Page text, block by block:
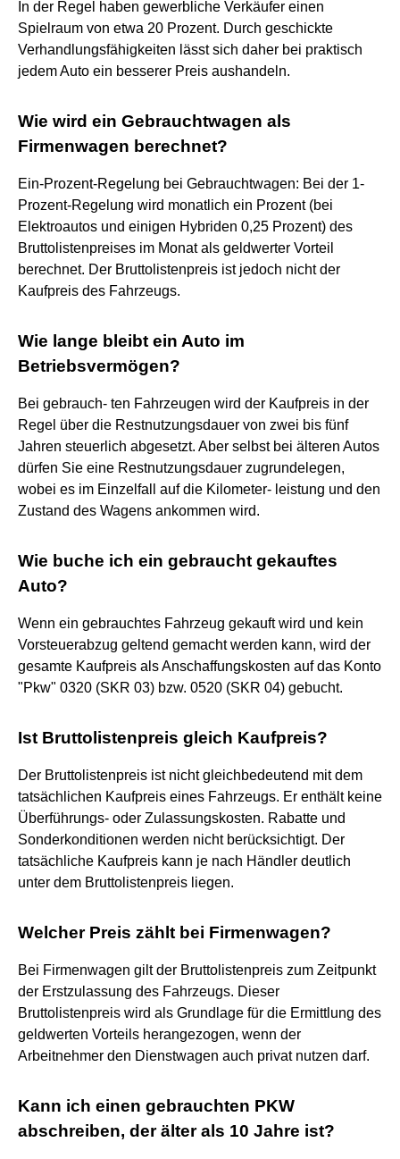
In der Regel haben gewerbliche Verkäufer einen
Spielraum von etwa 20 Prozent. Durch geschickte
Verhandlungsfähigkeiten lässt sich daher bei praktisch
jedem Auto ein besserer Preis aushandeln.
Wie wird ein Gebrauchtwagen als
Firmenwagen berechnet?
Ein-Prozent-Regelung bei Gebrauchtwagen: Bei der 1-
Prozent-Regelung wird monatlich ein Prozent (bei
Elektroautos und einigen Hybriden 0,25 Prozent) des
Bruttolistenpreises im Monat als geldwerter Vorteil
berechnet. Der Bruttolistenpreis ist jedoch nicht der
Kaufpreis des Fahrzeugs.
Wie lange bleibt ein Auto im
Betriebsvermögen?
Bei gebrauch- ten Fahrzeugen wird der Kaufpreis in der
Regel über die Restnutzungsdauer von zwei bis fünf
Jahren steuerlich abgesetzt. Aber selbst bei älteren Autos
dürfen Sie eine Restnutzungsdauer zugrundelegen,
wobei es im Einzelfall auf die Kilometer- leistung und den
Zustand des Wagens ankommen wird.
Wie buche ich ein gebraucht gekauftes
Auto?
Wenn ein gebrauchtes Fahrzeug gekauft wird und kein
Vorsteuerabzug geltend gemacht werden kann, wird der
gesamte Kaufpreis als Anschaffungskosten auf das Konto
"Pkw" 0320 (SKR 03) bzw. 0520 (SKR 04) gebucht.
Ist Bruttolistenpreis gleich Kaufpreis?
Der Bruttolistenpreis ist nicht gleichbedeutend mit dem
tatsächlichen Kaufpreis eines Fahrzeugs. Er enthält keine
Überführungs- oder Zulassungskosten. Rabatte und
Sonderkonditionen werden nicht berücksichtigt. Der
tatsächliche Kaufpreis kann je nach Händler deutlich
unter dem Bruttolistenpreis liegen.
Welcher Preis zählt bei Firmenwagen?
Bei Firmenwagen gilt der Bruttolistenpreis zum Zeitpunkt
der Erstzulassung des Fahrzeugs. Dieser
Bruttolistenpreis wird als Grundlage für die Ermittlung des
geldwerten Vorteils herangezogen, wenn der
Arbeitnehmer den Dienstwagen auch privat nutzen darf.
Kann ich einen gebrauchten PKW
abschreiben, der älter als 10 Jahre ist?